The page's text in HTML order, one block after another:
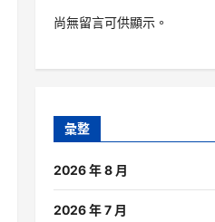
尚無留言可供顯示。
彙整
2026 年 8 月
2026 年 7 月